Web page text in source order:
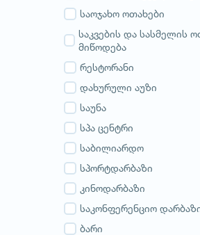
სამცხე-ჯავახეთი
იმერეთი
გურია
სამეგრელო
სვანეთი
რაჭა-ლეჩხუმი
აჭარა
საოჯახო ოთახები
საკვების და სასმელის
მიწოდება
რესტორანი
დახურული აუზი
საუნა
სპა ცენტრი
საბილიარდო
სპორტდარბაზი
კინოდარბაზი
საკონფერენციო
ბარი